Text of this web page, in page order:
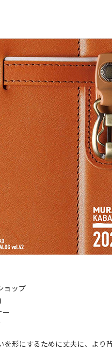
ョップ
を形にするために丈夫に、より